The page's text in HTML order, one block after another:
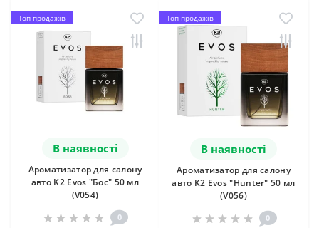
Топ продажів
В наявності
Ароматизатор для салону
авто K2 Evos "Бос" 50 мл
(V054)
0
Топ продажів
В наявності
Ароматизатор для салону
авто K2 Evos "Hunter" 50 мл
(V056)
0